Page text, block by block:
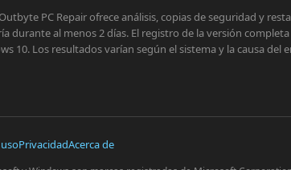
PC Repair ofrece análisis, copias de seguridad y
durante al menos 2 días. El registro de la versión
10. Los resultados varían según el sistema y la causa del
PrivacidadAcerca de